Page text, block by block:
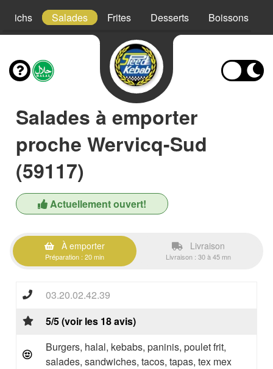
Salades Frites Desserts Boissons
Salades à emporter
proche Wervicq-Sud
(59117)
Actuellement ouvert!
À emporter
Préparation : 20 min
Livraison
Livraison : 30 à 45 mn
03.20.02.42.39
5/5 (voir les 18 avis)
Burgers, halal, kebabs, paninis, poulet frit,
salades, sandwiches, tacos, tapas, tex mex